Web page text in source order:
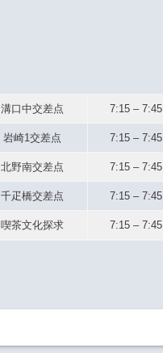
溝口中交差点 7:15 – 7:45
岩崎1交差点 7:15 – 7:45
北野南交差点 7:15 – 7:45
千疋橋交差点 7:15 – 7:45
喫茶文化探求 7:15 – 7:45